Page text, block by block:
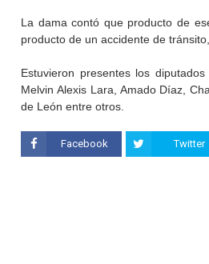
La dama contó que producto de
producto de un accidente de
Estuvieron presentes los
Melvin Alexis Lara, Amado Díaz,
de León entre otros.
Facebook Twitter